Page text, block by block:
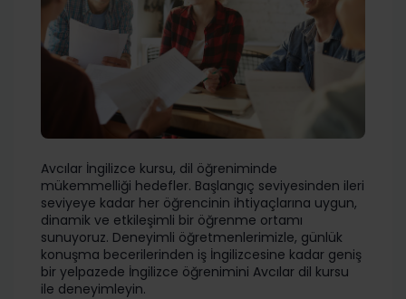
Avcılar İngilizce kursu, dil öğreniminde
mükemmelliği hedefler. Başlangıç seviyesinden ileri
seviyeye kadar her öğrencinin ihtiyaçlarına uygun,
dinamik ve etkileşimli bir öğrenme ortamı
sunuyoruz. Deneyimli öğretmenlerimizle, günlük
konuşma becerilerinden iş İngilizcesine kadar geniş
bir yelpazede İngilizce öğrenimini Avcılar dil kursu
ile deneyimleyin.